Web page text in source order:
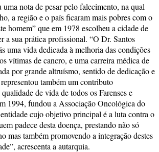
nota de pesar pelo falecimento, na qual
a região e o país ficaram mais pobres com o
homem” que em 1978 escolheu a cidade de
a sua prática profissional. “O Dr. Santos
uma vida dedicada à melhoria das condições
vítimas de cancro, e uma carreira médica de
por grande altruísmo, sentido de dedicação e
também um contributo
de vida de todos os Farenses e
1994, fundou a Associação Oncológica do
cujo objetivo principal é a luta contra o
padece desta doença, prestando não só
mas também promovendo a integração destes
acrescenta a autarquia.